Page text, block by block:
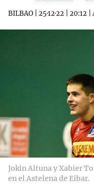
BILBAO 25·12·22 20:12 |
Jokin Altuna y Xabier
en el Astelena de Eibar.